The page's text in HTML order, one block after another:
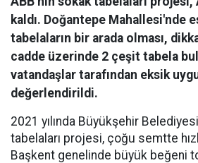
kaldı. Doğantepe Mahallesi'nde
tabelaların bir arada olması,
cadde üzerinde 2 çeşit tabela
vatandaşlar tarafından eksik
değerlendirildi.
2021 yılında Büyükşehir
tabelaları projesi, çoğu semtte
Başkent genelinde büyük beğeni